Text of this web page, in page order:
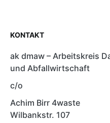
KONTAKT
ak dmaw – Arbeitskreis
und Abfallwirtschaft
c/o
Achim Birr 4waste
Wilbankstr. 107